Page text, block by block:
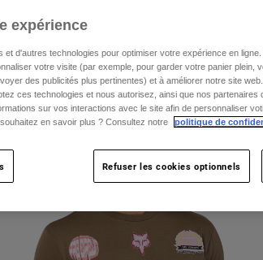
expérience
et d'autres technologies pour optimiser votre expérience en
votre visite (par exemple, pour garder votre panier plein,
des publicités plus pertinentes) et à améliorer notre site
ces technologies et nous autorisez, ainsi que nos partenaires
sur vos interactions avec le site afin de personnaliser
en savoir plus ? Consultez notre
politique de
Refuser les cookies optionnels